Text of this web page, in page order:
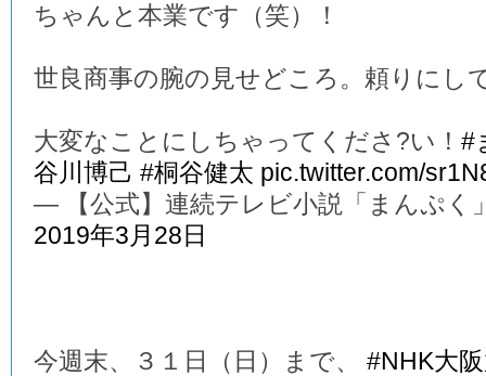
ちゃんと本業です（笑）！
世良商事の腕の見せどころ。頼りにし
大変なことにしちゃってくださ?い！ #
谷川博己 #桐谷健太 pic.twitter.com/
— 【公式】連続テレビ小説「まんぷく
2019年3月28日
今週末、３１日（日）まで、 #NHK大